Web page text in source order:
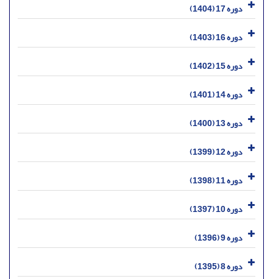
دوره 17 (1404)
دوره 16 (1403)
دوره 15 (1402)
دوره 14 (1401)
دوره 13 (1400)
دوره 12 (1399)
دوره 11 (1398)
دوره 10 (1397)
دوره 9 (1396)
دوره 8 (1395)